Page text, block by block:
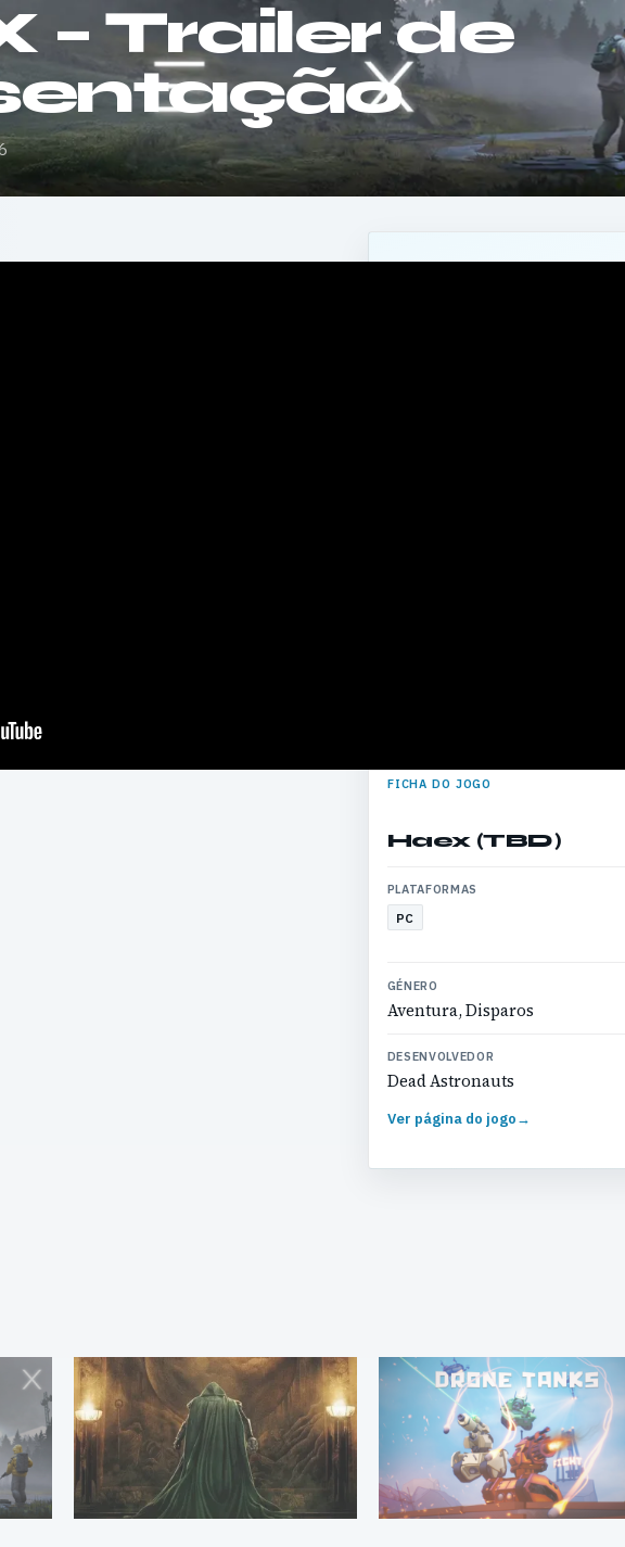
– Trailer de
FICHA DO JOGO
Haex (TBD)
PLATAFORMAS
PC
GÉNERO
Aventura, Disparos
DESENVOLVEDOR
Dead Astronauts
Ver página do jogo→